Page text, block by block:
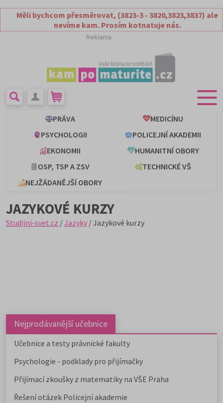
Měli bychcom přesměrovat, (3823-3 - 3820,3823,3837) ale
nevíme kam. Prosím kotnatuje nás.
Reklama
PRÁVA
MEDICÍNU
PSYCHOLOGII
POLICEJNÍ AKADEMII
EKONOMII
HUMANITNÍ OBORY
OSP, TSP A ZSV
TECHNICKÉ VŠ
NEJŽÁDANĚJŠÍ OBORY
JAZYKOVÉ KURZY
Studijni-svet.cz /Jazyky / Jazykové kurzy
Nejprodávanější učebnice
Učebnice a testy právnické fakulty
Psychologie - podklady pro přijímačky
Přijímací zkoušky z matematiky na VŠE Praha
Řešení otázek Policejní akademie